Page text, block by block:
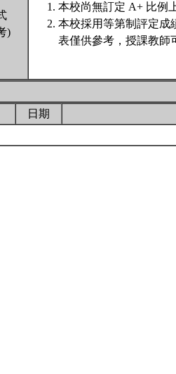
)
本校尚無訂定 A+ 比例
本校採用等第制評定成
表僅供參考，授課教師
日期